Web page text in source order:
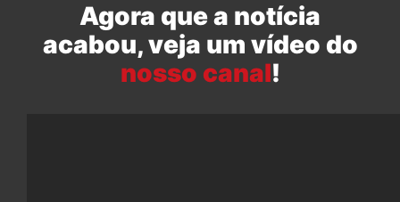
Agora que a notícia
acabou, veja um vídeo do
nosso canal!